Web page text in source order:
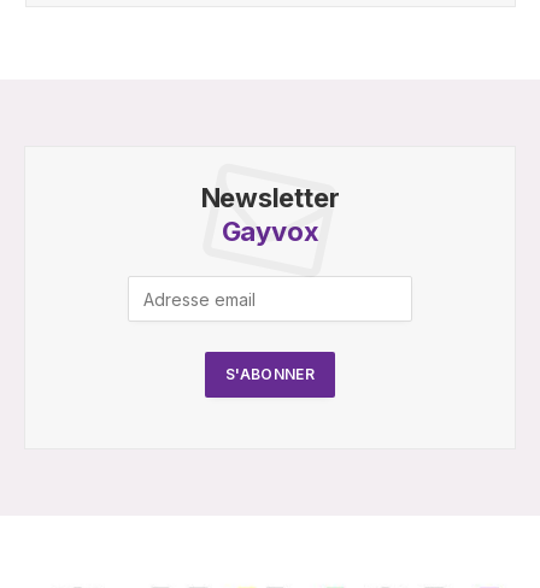
Newsletter
Gayvox